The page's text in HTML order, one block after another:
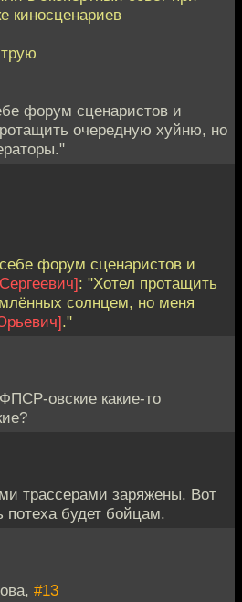
киносценариев
форум сценаристов и
очередную хуйню, но
форум сценаристов и
: "Хотел протащить
солнцем, но меня
."
овские какие-то
трассерами заряжены. Вот
потеха будет бойцам.
#13